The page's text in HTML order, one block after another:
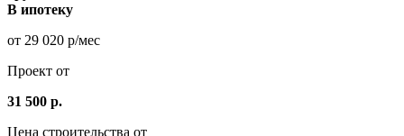
В ипотеку
от 29 020 р/мес
Проект от
31 500 р.
Цена строительства от